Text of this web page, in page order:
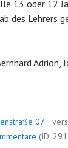
13 oder 12
des
07
(ID: